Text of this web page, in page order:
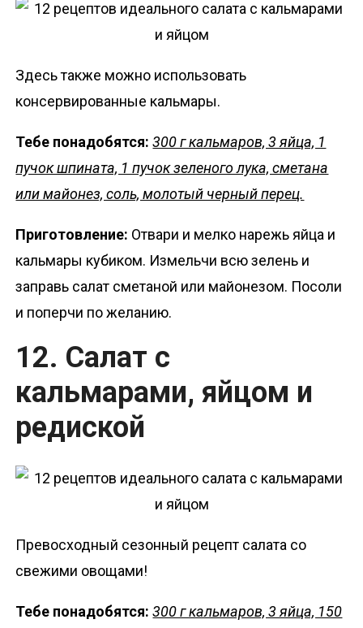
Здесь также можно использовать
консервированные кальмары.
Тебе понадобятся:300 г кальмаров, 3 яйца, 1
пучок шпината, 1 пучок зеленого лука, сметана
или майонез, соль, молотый черный перец.
Приготовление: Отвари и мелко нарежь яйца и
кальмары кубиком. Измельчи всю зелень и
заправь салат сметаной или майонезом. Посоли
и поперчи по желанию.
12. Салат с
кальмарами, яйцом и
редиской
Превосходный сезонный рецепт салата со
свежими овощами!
Тебе понадобятся:300 г кальмаров, 3 яйца, 150